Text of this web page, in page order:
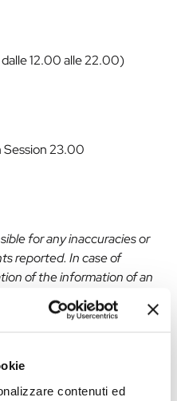
contenuti ed
12.00 alle 22.00)
Session 23.00
for any inaccuracies or
reported. In case of
of the information of an